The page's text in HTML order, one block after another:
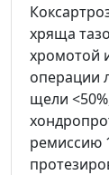
хряща
хромотой
операции
щели
ремиссию